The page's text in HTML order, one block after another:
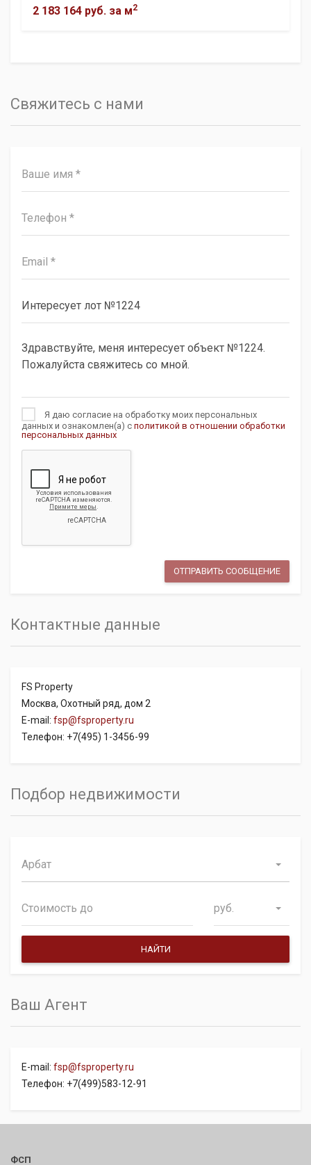
2 183 164 руб. за м2
Свяжитесь с нами
Я даю согласие на обработку моих персональных
данных и ознакомлен(а) с политикой в отношении обработки
персональных данных
Контактные данные
FS Property
Москва, Охотный ряд, дом 2
E-mail: fsp@fsproperty.ru
Телефон: +7(495) 1-3456-99
Подбор недвижимости
Арбат
руб.
Ваш Агент
E-mail: fsp@fsproperty.ru
Телефон: +7(499)583-12-91
ФСП